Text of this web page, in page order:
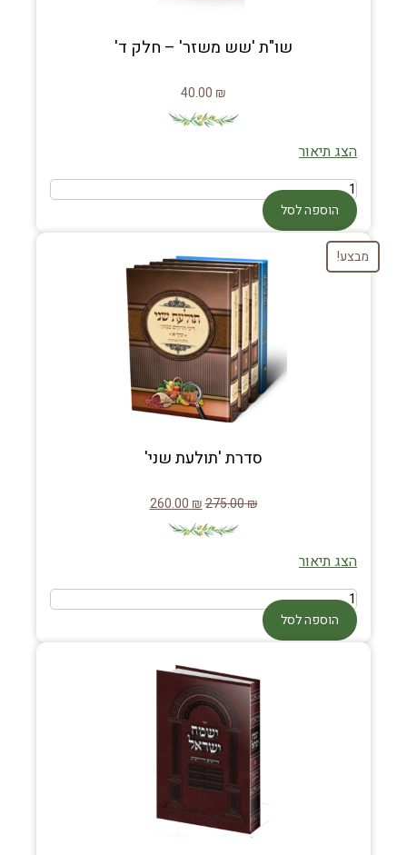
שו"ת 'שש משזר' – חלק ד'
₪
הצג תיאור
הוספה לסל
מבצע!
סדרת 'תולעת שני'
₪
275.00
₪
הצג תיאור
הוספה לסל